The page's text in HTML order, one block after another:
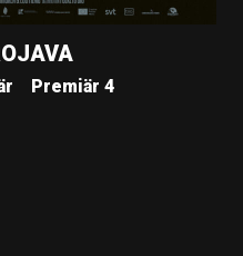
Premiär 4